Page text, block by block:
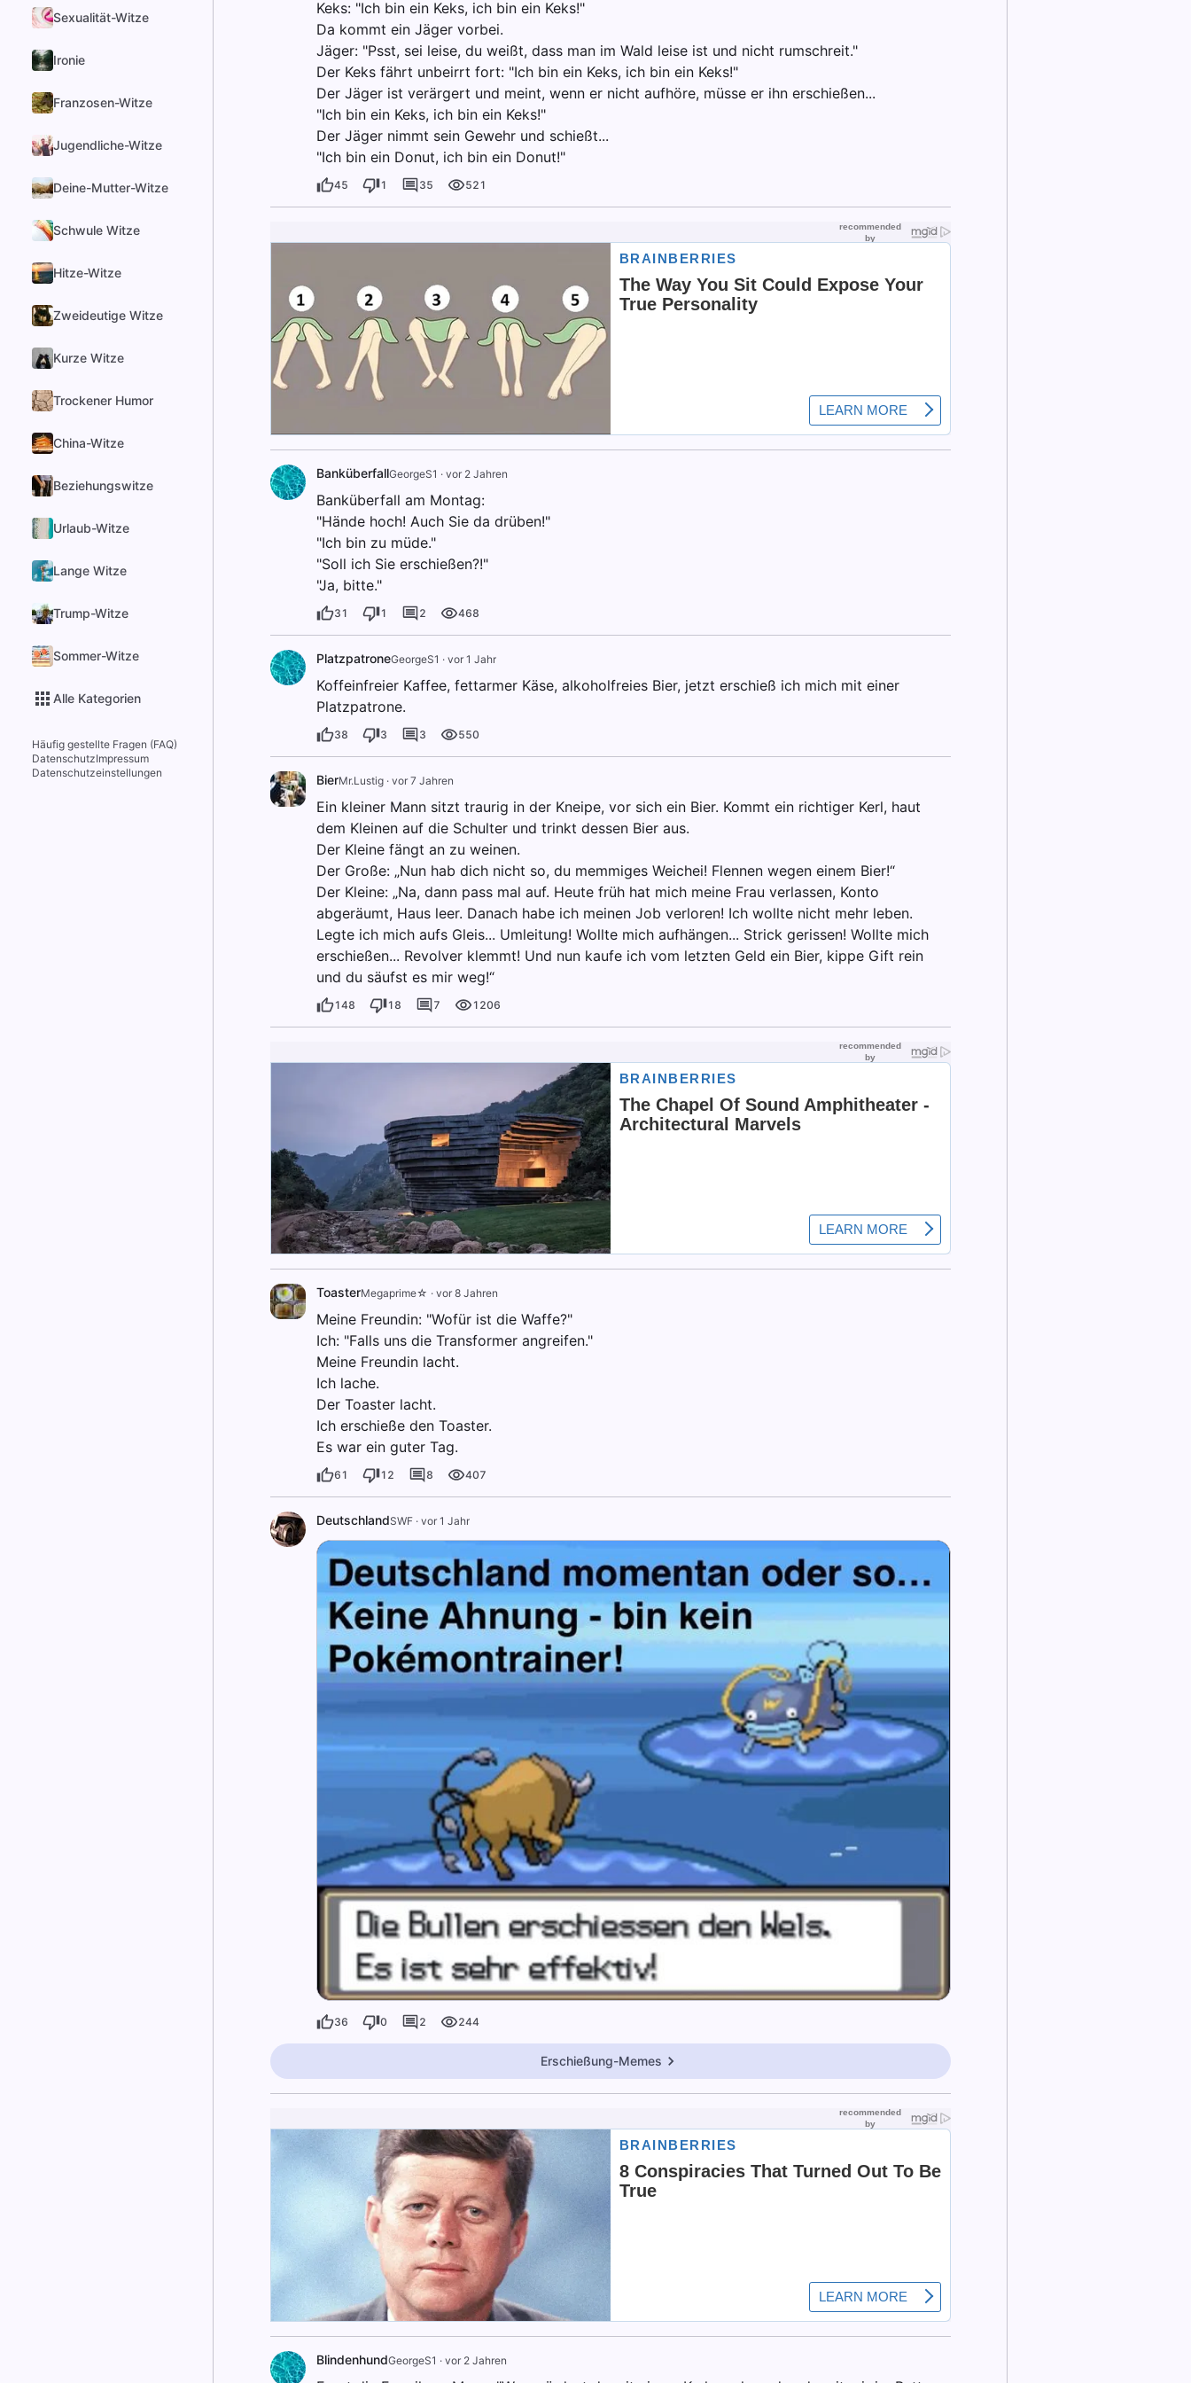
Sexualität-Witze
Ironie
Franzosen-Witze
Jugendliche-Witze
Deine-Mutter-Witze
Schwule Witze
Hitze-Witze
Zweideutige Witze
Kurze Witze
Trockener Humor
China-Witze
Beziehungswitze
Urlaub-Witze
Lange Witze
Trump-Witze
Sommer-Witze
Alle Kategorien
Häufig gestellte Fragen (FAQ)
DatenschutzImpressum
Datenschutzeinstellungen
Keks: "Ich bin ein Keks, ich bin ein Keks!"
Da kommt ein Jäger vorbei.
Jäger: "Psst, sei leise, du weißt, dass man im Wald leise ist und nicht rumschreit."
Der Keks fährt unbeirrt fort: "Ich bin ein Keks, ich bin ein Keks!"
Der Jäger ist verärgert und meint, wenn er nicht aufhöre, müsse er ihn erschießen...
"Ich bin ein Keks, ich bin ein Keks!"
Der Jäger nimmt sein Gewehr und schießt...
"Ich bin ein Donut, ich bin ein Donut!"
45 1 35 521
BanküberfallGeorgeS1 · vor 2 Jahren
Banküberfall am Montag:
"Hände hoch! Auch Sie da drüben!"
"Ich bin zu müde."
"Soll ich Sie erschießen?!"
"Ja, bitte."
31 1 2 468
PlatzpatroneGeorgeS1 · vor 1 Jahr
Koffeinfreier Kaffee, fettarmer Käse, alkoholfreies Bier, jetzt erschieß ich mich mit einer
Platzpatrone.
38 3 3 550
BierMr.Lustig· vor 7 Jahren
Ein kleiner Mann sitzt traurig in der Kneipe, vor sich ein Bier. Kommt ein richtiger Kerl, haut
dem Kleinen auf die Schulter und trinkt dessen Bier aus.
Der Kleine fängt an zu weinen.
Der Große: „Nun hab dich nicht so, du memmiges Weichei! Flennen wegen einem Bier!“
Der Kleine: „Na, dann pass mal auf. Heute früh hat mich meine Frau verlassen, Konto
abgeräumt, Haus leer. Danach habe ich meinen Job verloren! Ich wollte nicht mehr leben.
Legte ich mich aufs Gleis... Umleitung! Wollte mich aufhängen... Strick gerissen! Wollte mich
erschießen... Revolver klemmt! Und nun kaufe ich vom letzten Geld ein Bier, kippe Gift rein
und du säufst es mir weg!“
148 18 7 1206
ToasterMegaprime☆ · vor 8 Jahren
Meine Freundin: "Wofür ist die Waffe?"
Ich: "Falls uns die Transformer angreifen."
Meine Freundin lacht.
Ich lache.
Der Toaster lacht.
Ich erschieße den Toaster.
Es war ein guter Tag.
61 12 8 407
DeutschlandSWF· vor 1 Jahr
36 0 2 244
Erschießung-Memes
BlindenhundGeorgeS1 · vor 2 Jahren